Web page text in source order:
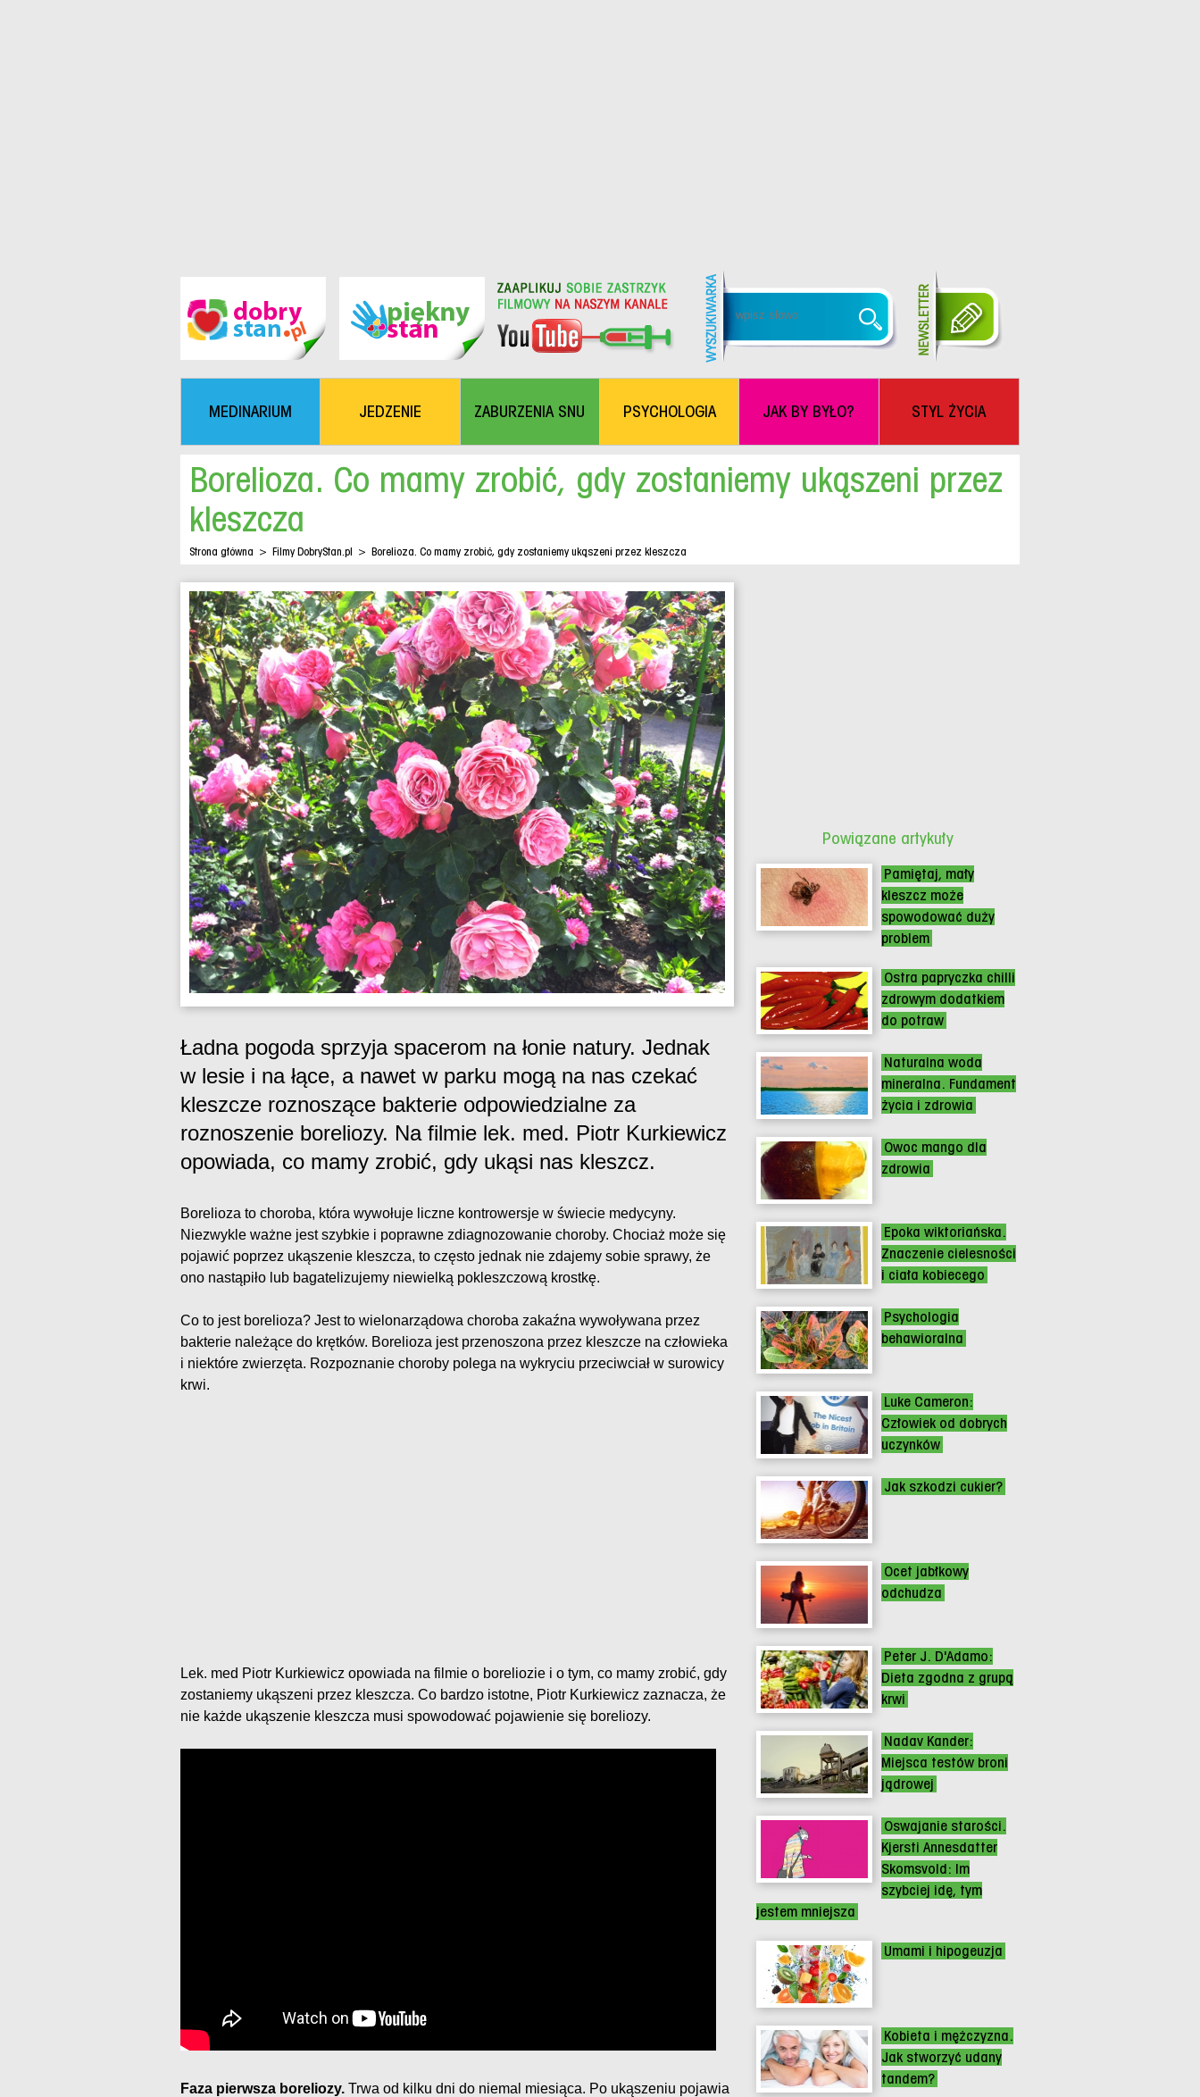
MEDINARIUM JEDZENIE ZABURZENIA SNU PSYCHOLOGIA JAK BY BYŁO? STYL ŻYCIA
Borelioza. Co mamy zrobić, gdy zostaniemy ukąszeni przez
kleszcza
Strona główna > Filmy DobryStan.pl > Borelioza. Co mamy zrobić, gdy zostaniemy ukąszeni przez kleszcza
Ładna pogoda sprzyja spacerom na łonie natury. Jednak
w lesie i na łące, a nawet w parku mogą na nas czekać
kleszcze roznoszące bakterie odpowiedzialne za
roznoszenie boreliozy. Na filmie lek. med. Piotr Kurkiewicz
opowiada, co mamy zrobić, gdy ukąsi nas kleszcz.
Borelioza to choroba, która wywołuje liczne kontrowersje w świecie medycyny.
Niezwykle ważne jest szybkie i poprawne zdiagnozowanie choroby. Chociaż może się
pojawić poprzez ukąszenie kleszcza, to często jednak nie zdajemy sobie sprawy, że
ono nastąpiło lub bagatelizujemy niewielką pokleszczową krostkę.
Co to jest borelioza? Jest to wielonarządowa choroba zakaźna wywoływana przez
bakterie należące do krętków. Borelioza jest przenoszona przez kleszcze na człowieka
i niektóre zwierzęta. Rozpoznanie choroby polega na wykryciu przeciwciał w surowicy
krwi.
Lek. med Piotr Kurkiewicz opowiada na filmie o boreliozie i o tym, co mamy zrobić, gdy
zostaniemy ukąszeni przez kleszcza. Co bardzo istotne, Piotr Kurkiewicz zaznacza, że
nie każde ukąszenie kleszcza musi spowodować pojawienie się boreliozy.
Faza pierwsza boreliozy. Trwa od kilku dni do niemal miesiąca. Po ukąszeniu pojawia
Powiązane artykuły
Pamiętaj, mały
kleszcz może
spowodować duży
problem
Ostra papryczka chilli
zdrowym dodatkiem
do potraw
Naturalna woda
mineralna. Fundament
życia i zdrowia
Owoc mango dla
zdrowia
Epoka wiktoriańska.
Znaczenie cielesności
i ciała kobiecego
Psychologia
behawioralna
Luke Cameron:
Człowiek od dobrych
uczynków
Jak szkodzi cukier?
Ocet jabłkowy
odchudza
Peter J. D'Adamo:
Dieta zgodna z grupą
krwi
Nadav Kander:
Miejsca testów broni
jądrowej
Oswajanie starości.
Kjersti Annesdatter
Skomsvold: Im
szybciej idę, tym
jestem mniejsza
Umami i hipogeuzja
Kobieta i mężczyzna.
Jak stworzyć udany
tandem?